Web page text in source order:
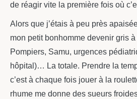
de réagir vite la première fois où
Alors que j’étais à peu près
mon petit bonhomme devenir gris
Pompiers, Samu, urgences
hôpital)… La totale. Prendre la
c’est à chaque fois jouer à la
rhume me donne des sueurs